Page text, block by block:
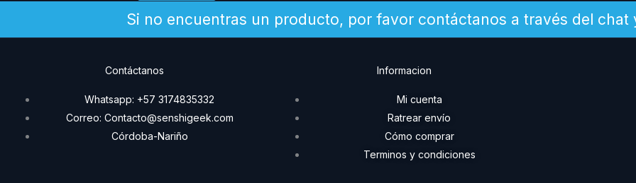
Si no encuentras un producto, por favor contáctanos a través del chat
Contáctanos
Whatsapp: +57 3174835332
Correo: Contacto@senshigeek.com
Córdoba-Nariño
Informacion
Mi cuenta
Ratrear envío
Cómo comprar
Terminos y condiciones